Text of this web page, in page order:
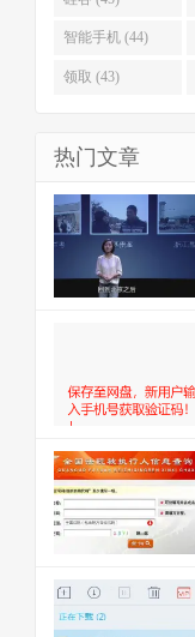
智能手机 (44)
领取 (43)
热门文章